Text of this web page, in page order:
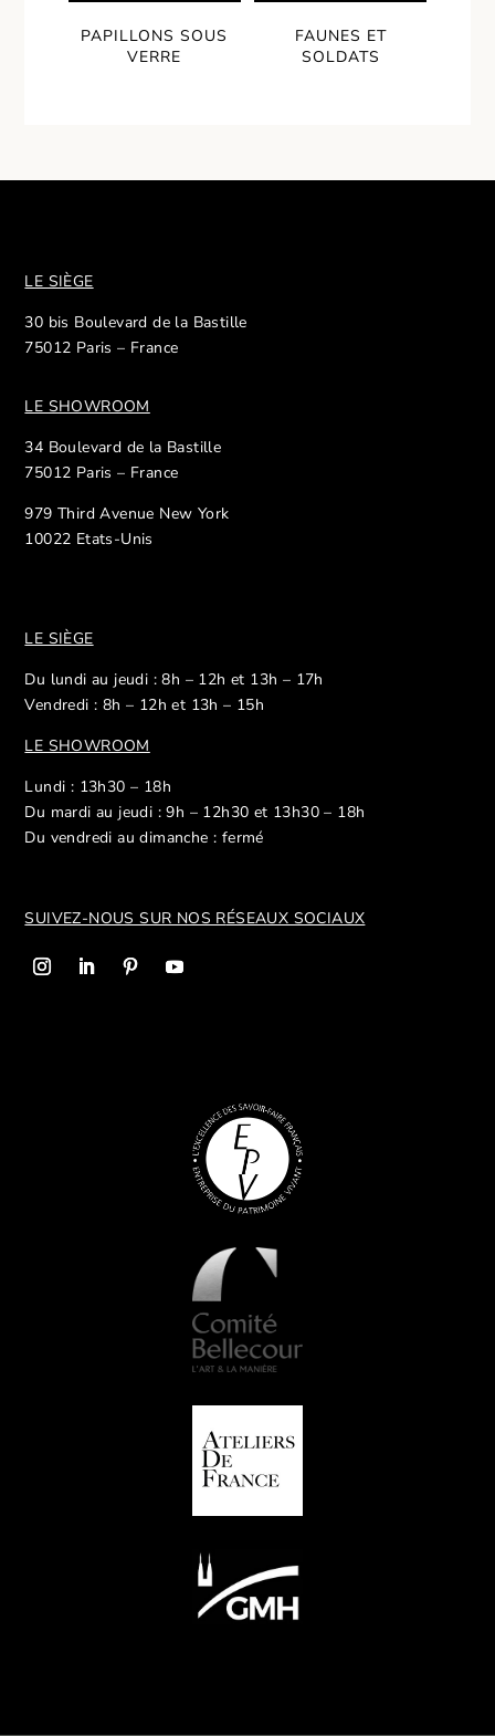
PAPILLONS SOUS
VERRE
FAUNES ET
SOLDATS
LE SIÈGE
30 bis Boulevard de la Bastille
75012 Paris – France
LE SHOWROOM
34 Boulevard de la Bastille
75012 Paris – France
979 Third Avenue New York
10022 Etats-Unis
LE SIÈGE
Du lundi au jeudi : 8h – 12h et 13h – 17h
Vendredi : 8h – 12h et 13h – 15h
LE SHOWROOM
Lundi : 13h30 – 18h
Du mardi au jeudi : 9h – 12h30 et 13h30 – 18h
Du vendredi au dimanche : fermé
SUIVEZ-NOUS SUR NOS RÉSEAUX SOCIAUX